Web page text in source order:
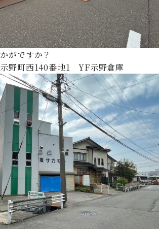
がですか？
示野町西140番地1 YF示野倉庫